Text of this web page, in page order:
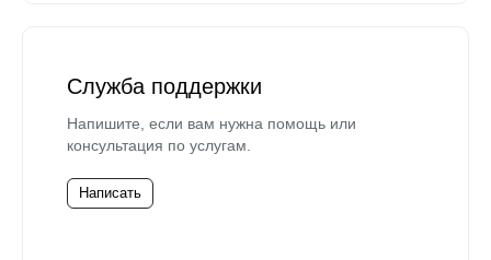
Служба поддержки
Напишите, если вам нужна помощь или
консультация по услугам.
Написать